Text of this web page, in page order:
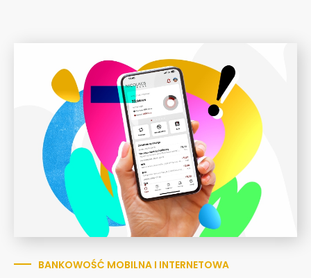
BANKOWOŚĆ MOBILNA I INTERNETOWA